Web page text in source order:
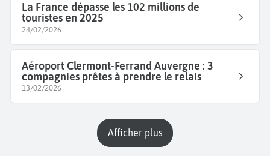
La France dépasse les 102 millions de
touristes en 2025
24/02/2026
Aéroport Clermont-Ferrand Auvergne : 3
compagnies prêtes à prendre le relais
13/02/2026
Afficher plus